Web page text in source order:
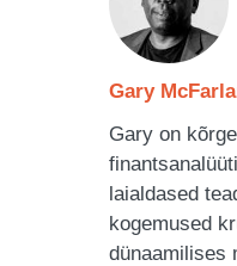
Gary
Gary on
laialdased
kogemused
dünaamilises